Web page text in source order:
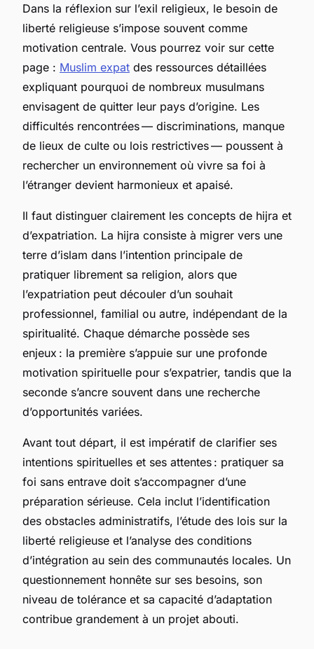
Dans la réflexion sur l’exil religieux, le besoin de
liberté religieuse s’impose souvent comme
motivation centrale. Vous pourrez voir sur cette
page : Muslim expat des ressources détaillées
expliquant pourquoi de nombreux musulmans
envisagent de quitter leur pays d’origine. Les
difficultés rencontrées — discriminations, manque
de lieux de culte ou lois restrictives — poussent à
rechercher un environnement où vivre sa foi à
l’étranger devient harmonieux et apaisé.
Il faut distinguer clairement les concepts de hijra et
d’expatriation. La hijra consiste à migrer vers une
terre d’islam dans l’intention principale de
pratiquer librement sa religion, alors que
l’expatriation peut découler d’un souhait
professionnel, familial ou autre, indépendant de la
spiritualité. Chaque démarche possède ses
enjeux : la première s’appuie sur une profonde
motivation spirituelle pour s’expatrier, tandis que la
seconde s’ancre souvent dans une recherche
d’opportunités variées.
Avant tout départ, il est impératif de clarifier ses
intentions spirituelles et ses attentes : pratiquer sa
foi sans entrave doit s’accompagner d’une
préparation sérieuse. Cela inclut l’identification
des obstacles administratifs, l’étude des lois sur la
liberté religieuse et l’analyse des conditions
d’intégration au sein des communautés locales. Un
questionnement honnête sur ses besoins, son
niveau de tolérance et sa capacité d’adaptation
contribue grandement à un projet abouti.